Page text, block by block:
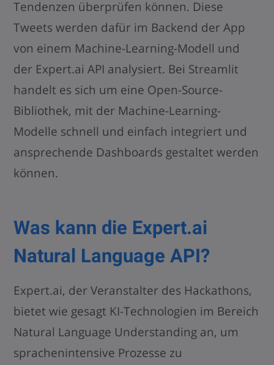
Tendenzen überprüfen können. Diese
Tweets werden dafür im Backend der App
von einem Machine-Learning-Modell und
der Expert.ai API analysiert. Bei Streamlit
handelt es sich um eine Open-Source-
Bibliothek, mit der Machine-Learning-
Modelle schnell und einfach integriert und
ansprechende Dashboards gestaltet werden
können.
Was kann die Expert.ai
Natural Language API?
Expert.ai, der Veranstalter des Hackathons,
bietet wie gesagt KI-Technologien im Bereich
Natural Language Understanding an, um
sprachenintensive Prozesse zu